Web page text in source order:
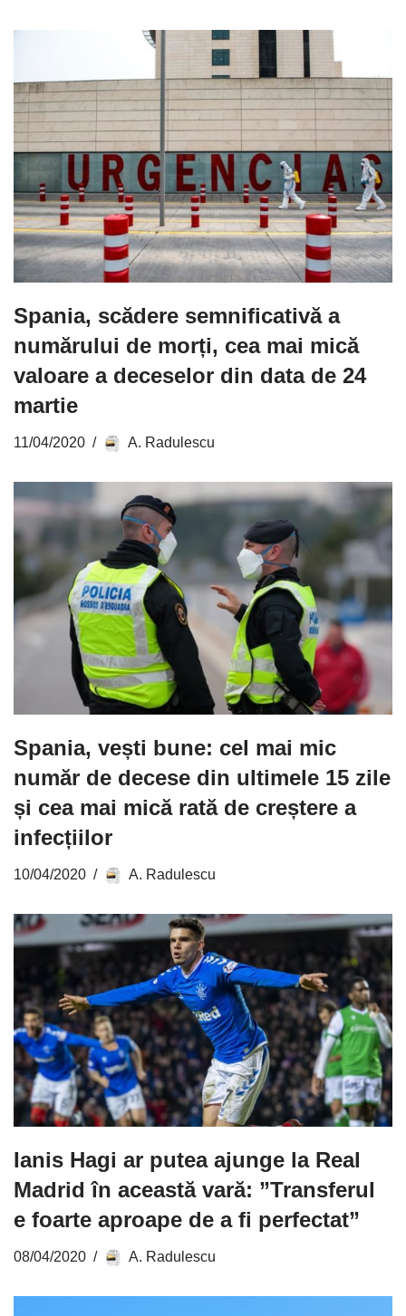
Spania, scădere semnificativă a
numărului de morți, cea mai mică
valoare a deceselor din data de 24
martie
11/04/2020 A. Radulescu
Spania, vești bune: cel mai mic
număr de decese din ultimele 15 zile
și cea mai mică rată de creștere a
infecțiilor
10/04/2020 A. Radulescu
Ianis Hagi ar putea ajunge la Real
Madrid în această vară: ”Transferul
e foarte aproape de a fi perfectat”
08/04/2020 A. Radulescu